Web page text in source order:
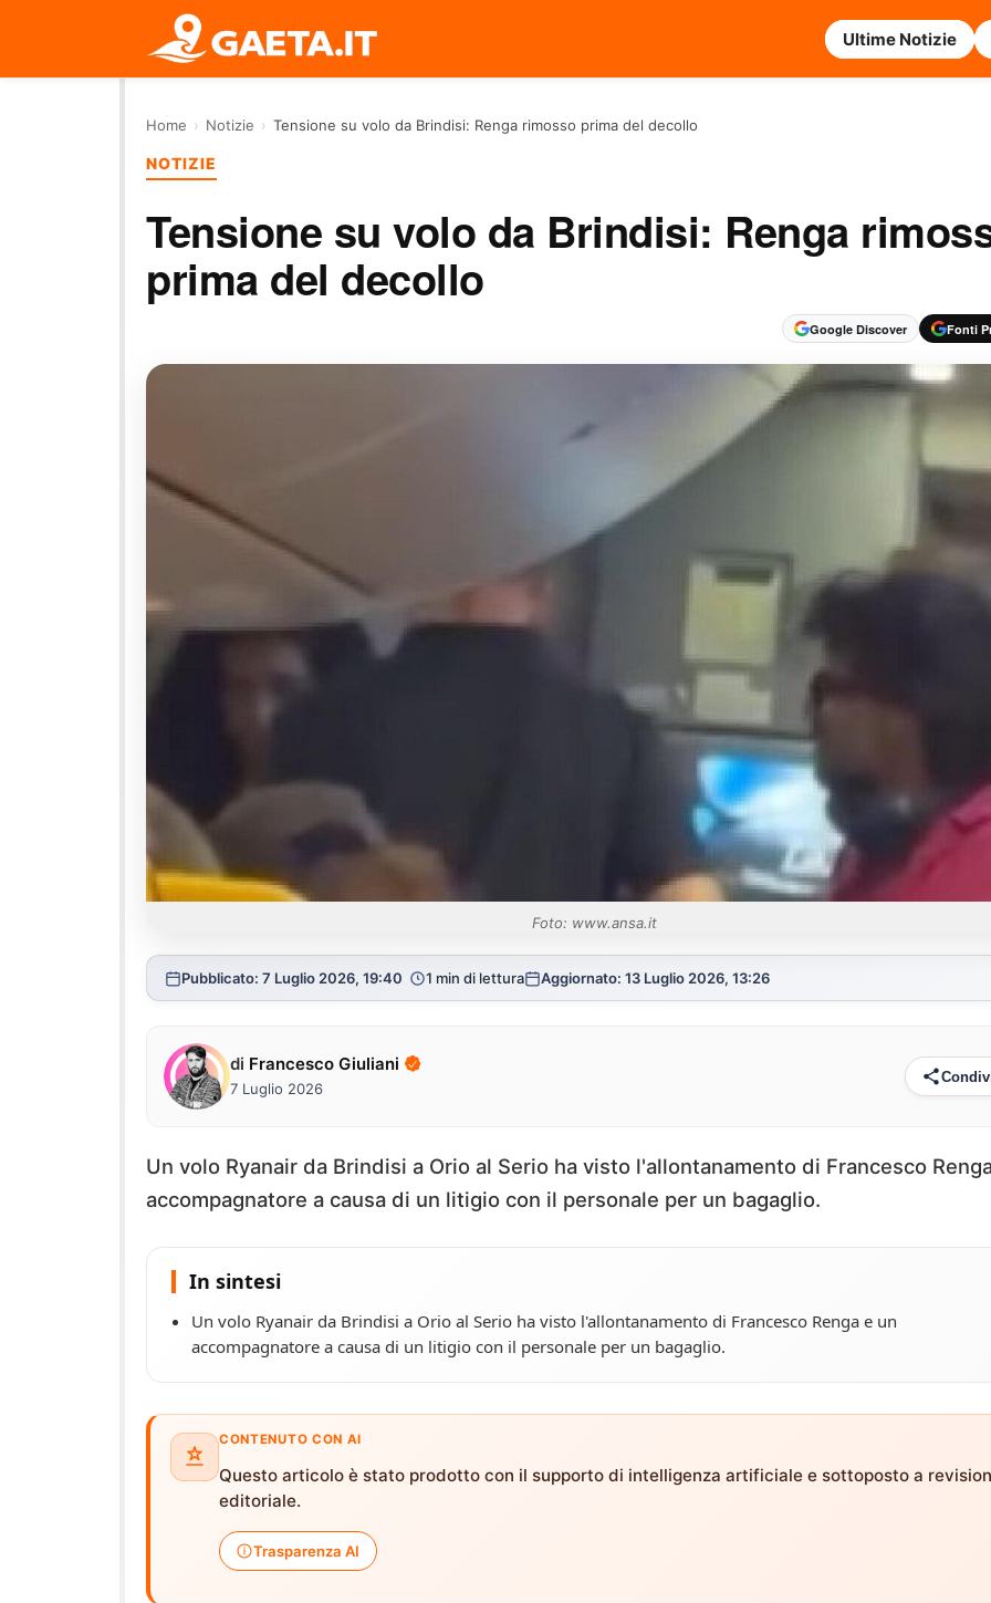
Ultime Notizie
Home › Notizie › Tensione su volo da Brindisi: Renga rimosso prima del decollo
NOTIZIE
Tensione su volo da Brindisi: Renga
prima del decollo
Google Discover Fonti
Foto: www.ansa.it
Pubblicato: 7 Luglio 2026, 19:40 1 min di lettura Aggiornato: 13 Luglio 2026, 13:26
di Francesco Giuliani
7 Luglio 2026
Un volo Ryanair da Brindisi a Orio al Serio ha visto l'allontanamento di Francesco
accompagnatore a causa di un litigio con il personale per un bagaglio.
In sintesi
Un volo Ryanair da Brindisi a Orio al Serio ha visto l'allontanamento di Francesco Renga e un
accompagnatore a causa di un litigio con il personale per un bagaglio.
CONTENUTO CON AI
Questo articolo è stato prodotto con il supporto di intelligenza artificiale e sottoposto a
editoriale.
Trasparenza AI